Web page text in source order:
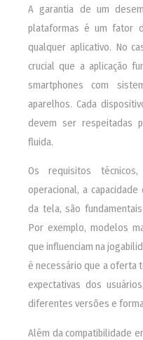
A garantia de um
plataformas é um fator
qualquer aplicativo. No
crucial que a aplicação
smartphones com
aparelhos. Cada
devem ser respeitadas
fluida.
Os requisitos
operacional, a
da tela, são
Por exemplo, modelos
que influenciam na
é necessário que a oferta
expectativas dos
diferentes versões e
Além da compatibilidade